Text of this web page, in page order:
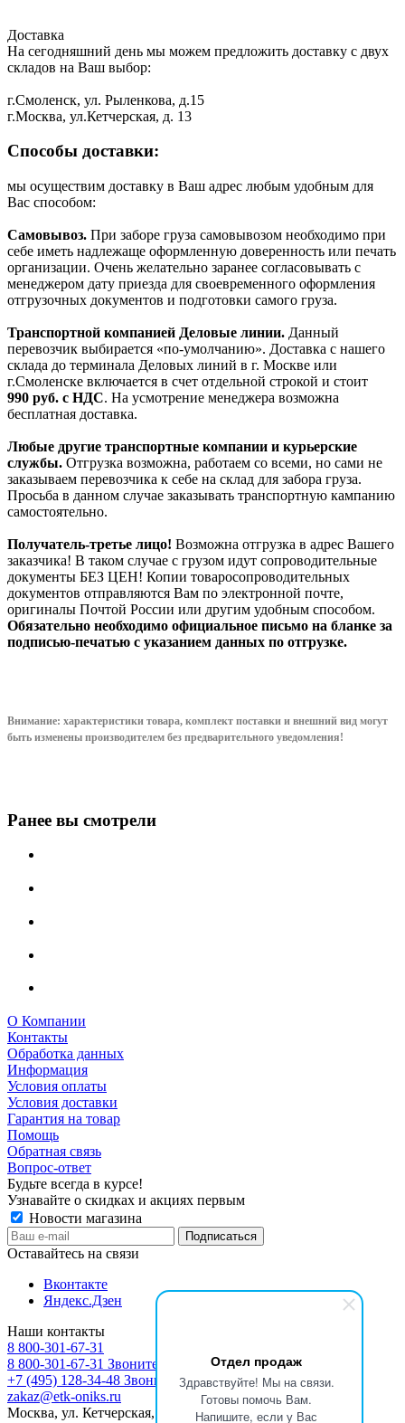
Отдел продаж
Здравствуйте! Мы на связи.
Готовы помочь Вам.
Напишите, если у Вас
Доставка
На сегодняшний день мы можем предложить доставку с двух
складов на Ваш выбор:
г.Смоленск, ул. Рыленкова, д.15
г.Москва, ул.Кетчерская, д. 13
Способы доставки:
мы осуществим доставку в Ваш адрес любым удобным для
Вас способом:
Самовывоз. При заборе груза самовывозом необходимо при
себе иметь надлежаще оформленную доверенность или печать
организации. Очень желательно заранее согласовывать с
менеджером дату приезда для своевременного оформления
отгрузочных документов и подготовки самого груза.
Транспортной компанией Деловые линии. Данный
перевозчик выбирается «по-умолчанию». Доставка с нашего
склада до терминала Деловых линий в г. Москве или
г.Смоленске включается в счет отдельной строкой и стоит
990 руб. с НДС. На усмотрение менеджера возможна
бесплатная доставка.
Любые другие транспортные компании и курьерские
службы. Отгрузка возможна, работаем со всеми, но сами не
заказываем перевозчика к себе на склад для забора груза.
Просьба в данном случае заказывать транспортную кампанию
самостоятельно.
Получатель-третье лицо! Возможна отгрузка в адрес Вашего
заказчика! В таком случае с грузом идут сопроводительные
документы БЕЗ ЦЕН! Копии товаросопроводительных
документов отправляются Вам по электронной почте,
оригиналы Почтой России или другим удобным способом.
Обязательно необходимо официальное письмо на бланке за
подписью-печатью с указанием данных по отгрузке.
Внимание: характеристики товара, комплект поставки и внешний вид могут
быть изменены производителем без предварительного уведомления!
Ранее вы смотрели
О Компании
Контакты
Обработка данных
Информация
Условия оплаты
Условия доставки
Гарантия на товар
Помощь
Обратная связь
Вопрос-ответ
Будьте всегда в курсе!
Узнавайте о скидках и акциях первым
Новости магазина
Оставайтесь на связи
Вконтакте
Яндекс.Дзен
Наши контакты
8 800-301-67-31
8 800-301-67-31 Звоните с 9:00 до 17:00
+7 (495) 128-34-48 Звоните с 8:30 до 17:30
zakaz@etk-oniks.ru
Москва, ул. Кетчерская,13